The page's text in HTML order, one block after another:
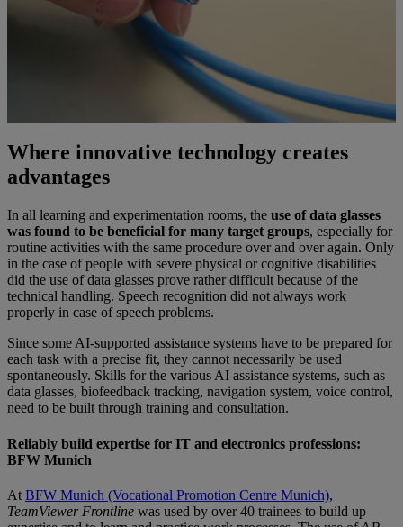
Where innovative technology creates
advantages
In all learning and experimentation rooms, the use of data glasses
was found to be beneficial for many target groups, especially for
routine activities with the same procedure over and over again. Only
in the case of people with severe physical or cognitive disabilities
did the use of data glasses prove rather difficult because of the
technical handling. Speech recognition did not always work
properly in case of speech problems.
Since some AI-supported assistance systems have to be prepared for
each task with a precise fit, they cannot necessarily be used
spontaneously. Skills for the various AI assistance systems, such as
data glasses, biofeedback tracking, navigation system, voice control,
need to be built through training and consultation.
Reliably build expertise for IT and electronics professions:
BFW Munich
At BFW Munich (Vocational Promotion Centre Munich),
TeamViewer Frontline was used by over 40 trainees to build up